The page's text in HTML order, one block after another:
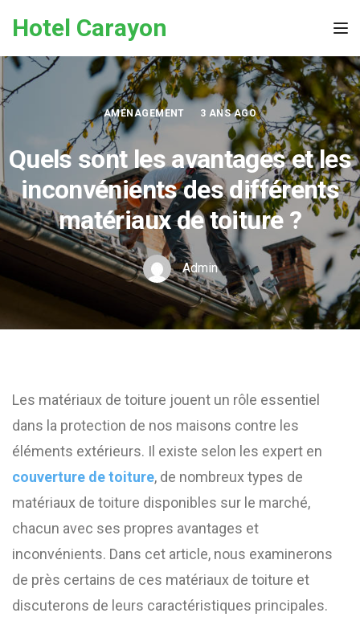
Hotel Carayon
AMÉNAGEMENT 3 ANS AGO
Quels sont les avantages et les
inconvénients des différents
matériaux de toiture ?
Admin
Les matériaux de toiture jouent un rôle essentiel
dans la protection de nos maisons contre les
éléments extérieurs. Il existe selon les expert en
couverture de toiture, de nombreux types de
matériaux de toiture disponibles sur le marché,
chacun avec ses propres avantages et
inconvénients. Dans cet article, nous examinerons
de près certains de ces matériaux de toiture et
discuterons de leurs caractéristiques principales.